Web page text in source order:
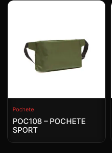
Pochete
POC108 – POCHETE
SPORT